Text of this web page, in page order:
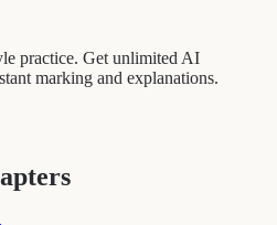
practice. Get unlimited AI
marking and explanations.